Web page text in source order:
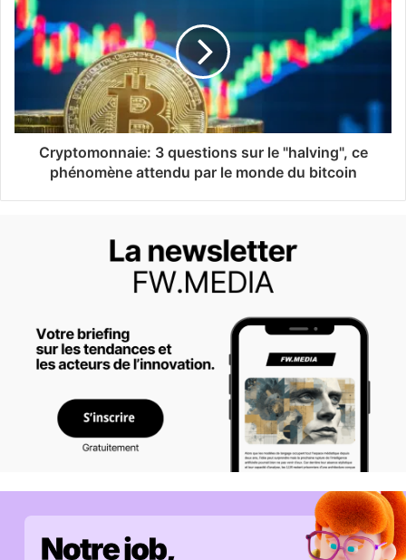
Cryptomonnaie: 3 questions sur le "halving", ce
phénomène attendu par le monde du bitcoin